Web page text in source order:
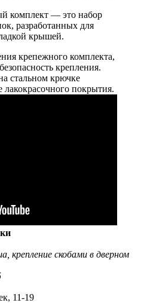
комплект — это набор
разработанных для
крышей.
крепежного комплекта,
крепления.
стальном крючке
покрытия.
крепление скобами в дверном
11-19